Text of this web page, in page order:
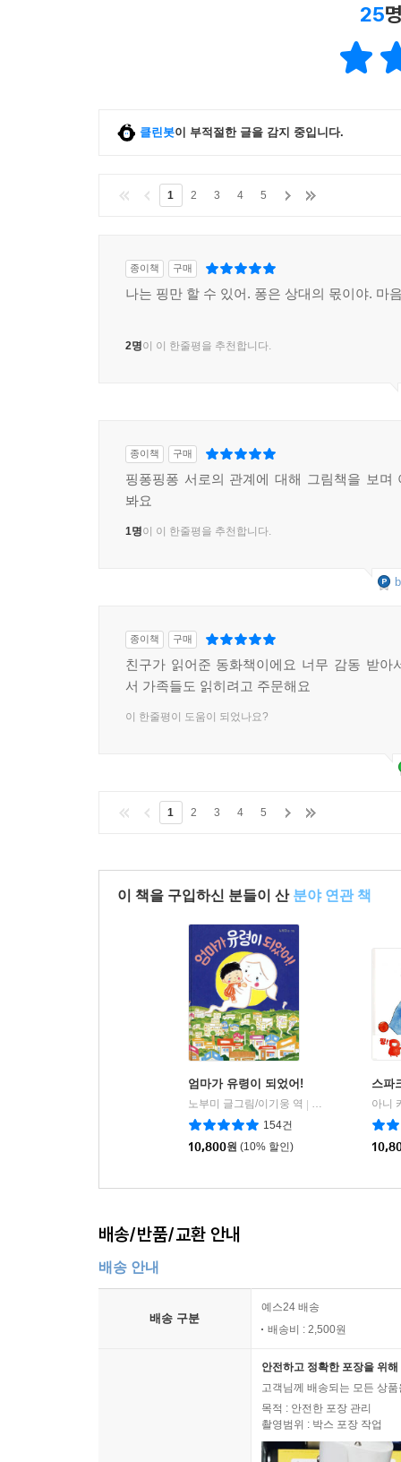
25
클린봇이 부적절한 글을 감지 중입니다.
1 2 3 4 5
종이책 구매
나는 핑만 할 수 있어. 퐁은 상대의 몫이야. 마
2명이 이 한줄평을 추천합니다.
종이책 구매
핑퐁핑퐁 서로의 관계에 대해 그림책을 보며
봐요
1명이 이 한줄평을 추천합니다.
종이책 구매
친구가 읽어준 동화책이에요 너무 감동 받아
서 가족들도 읽히려고 주문해요
이 한줄평이 도움이 되었나요?
1 2 3 4 5
이 책을 구입하신 분들이 산 분야 연관 책
엄마가 유령이 되었어!
노부미 글그림/이기웅 역
길벗어린이
154건
10,800원 (10% 할인)
스파
배송/반품/교환 안내
배송 안내
배송 구분
예스24 배송
배송비 : 2,500원
안전하고 정확한 포장을 위
고객님께 배송되는 모든 상
목적 : 안전한 포장 관리
촬영범위 : 박스 포장 작업